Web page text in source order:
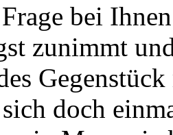
bei
zunimmt
doch